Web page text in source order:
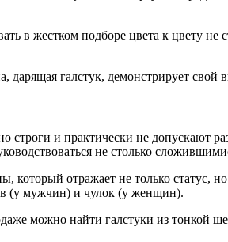
в жестком подборе цвета к цвету
галстук, демонстрирует свой
строги и практически не допускают
не столько
отражает не только статус,
(у мужчин) и чулок (у женщин).
можно найти галстуки из тонкой